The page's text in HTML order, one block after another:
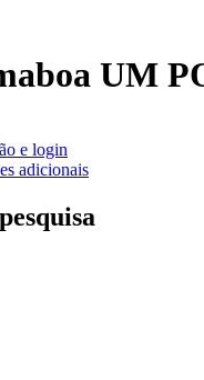
UM
e login
adicionais